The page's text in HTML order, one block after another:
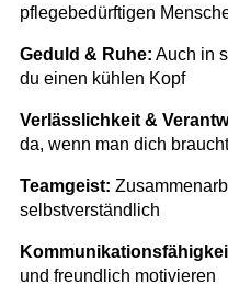
pflegebedürftigen
Geduld & Ruhe: Auch in
du einen kühlen Kopf
Verlässlichkeit &
da, wenn man dich braucht
Teamgeist:
selbstverständlich
und freundlich motivieren